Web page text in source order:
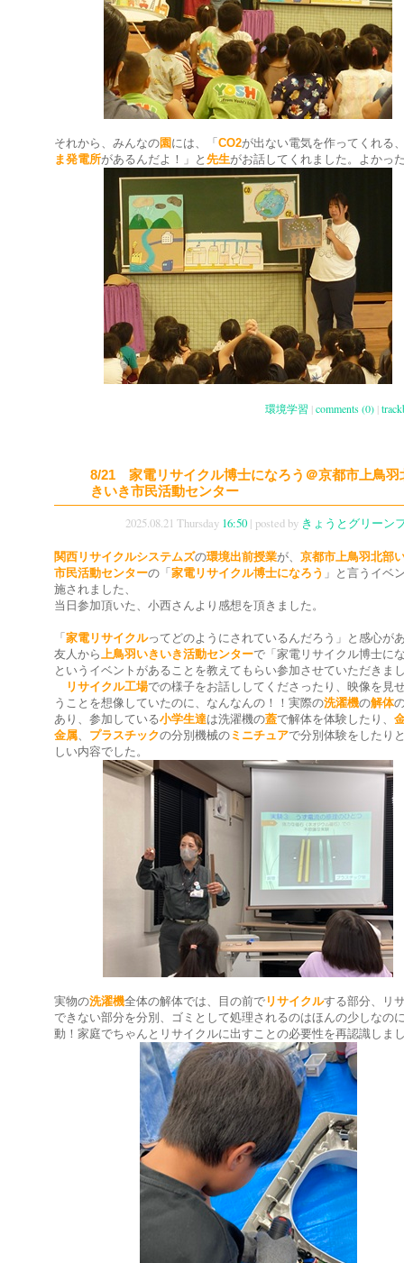
それから、みんなの園 には、「 CO2が出ない電気を作ってくれる
ま発電所があるんだよ！」と 先生がお話してくれました。よかっ
環境学習 |comments (0) |
8/21 家電リサイクル博士になろう＠京都市上鳥羽
きいき市民活動センター
2025.08.21 Thursday 16:50 | posted by きょうとグリーン
関西リサイクルシステムズの環境出前授業が、 京都市上鳥羽北部
市民活動センターの「 家電リサイクル博士になろう 」と言うイベ
施されました、
当日参加頂いた、小西さんより感想を頂きました。
「 家電リサイクルってどのようにされているんだろう」と感心が
友人から上鳥羽いきいき活動センターで「家電リサイクル博士に
というイベントがあることを教えてもらい参加させていただきま
リサイクル工場での様子をお話ししてくださったり、映像を見
うことを想像していたのに、なんなんの！！実際の洗濯機の解体
あり、参加している小学生達は洗濯機の蓋で解体を体験したり、
金属、 プラスチックの分別機械の ミニチュアで分別体験をしたり
しい内容でした。
実物の洗濯機全体の解体では、目の前で リサイクルする部分、リ
できない部分を分別、ゴミとして処理されるのはほんの少しなの
動！家庭でちゃんとリサイクルに出すことの必要性を再認識しま